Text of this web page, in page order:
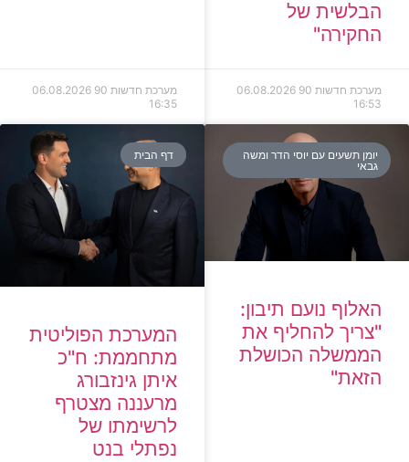
הבלשית של
החקירה"
מערכת חדשות 90
06.08.2026
16:53
מערכת חדשות 90
06.08.2026
16:35
יומן תשעים עם יוסי הדר ומשה
גבאי
האלוף נועם תיבון:
"צריך להחליף את
הממשלה הכושלת
הזאת"
דף הבית
המערכת הפוליטית
מתחממת: ח"כ
איתן גינזבורג
מרעננה מצטרף
לרשימתו של
נפתלי בנט